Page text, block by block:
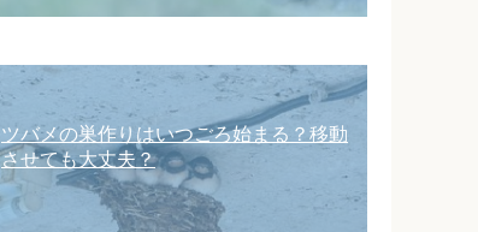
ツバメの巣作りはいつごろ始まる？移動
させても大丈夫？